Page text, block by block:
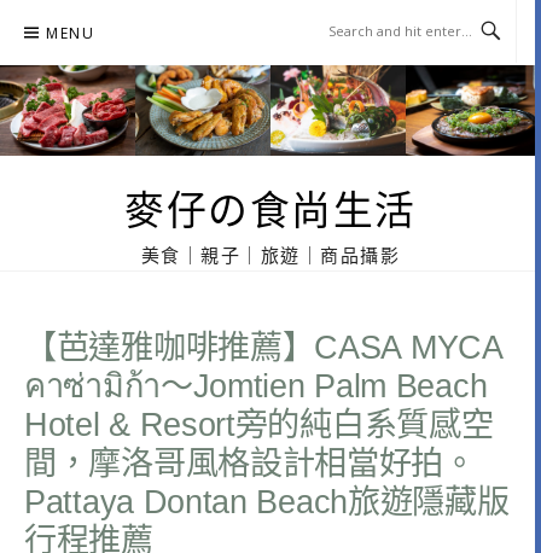
content
MENU
麥仔の食尚生活
美食｜親子｜旅遊｜商品攝影
【芭達雅咖啡推薦】CASA MYCA
คาซ่ามิก้า～Jomtien Palm Beach
Hotel & Resort旁的純白系質感空
間，摩洛哥風格設計相當好拍。
Pattaya Dontan Beach旅遊隱藏版
行程推薦